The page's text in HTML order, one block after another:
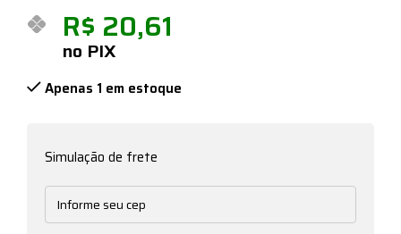
R$ 20,61
no PIX
Apenas 1 em estoque
Simulação de frete